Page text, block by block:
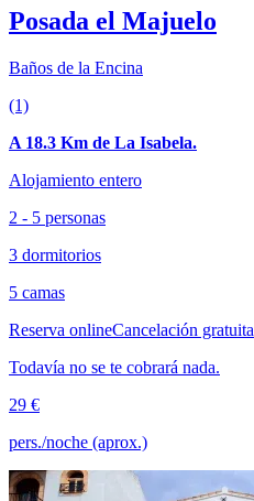
Posada el Majuelo
Baños de la Encina
(1)
A 18.3 Km de La Isabela.
Alojamiento entero
2 - 5 personas
3 dormitorios
5 camas
Reserva onlineCancelación gratuita
Todavía no se te cobrará nada.
29 €
pers./noche (aprox.)